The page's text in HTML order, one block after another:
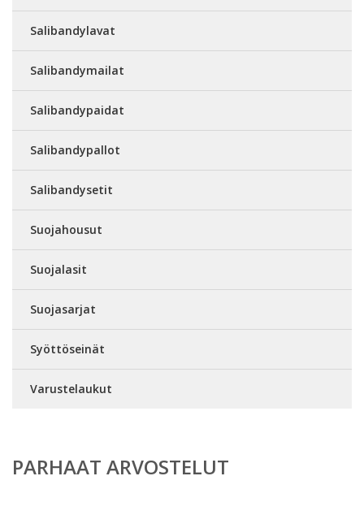
Salibandylavat
Salibandymailat
Salibandypaidat
Salibandypallot
Salibandysetit
Suojahousut
Suojalasit
Suojasarjat
Syöttöseinät
Varustelaukut
PARHAAT ARVOSTELUT